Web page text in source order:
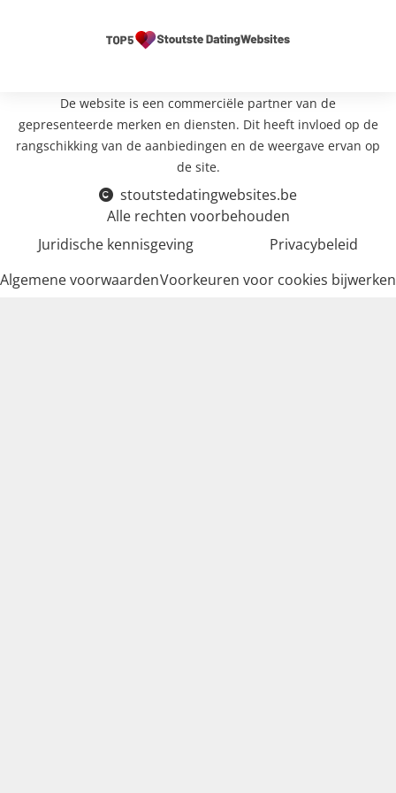
De website is een commerciële partner van de
gepresenteerde merken en diensten. Dit heeft invloed op de
rangschikking van de aanbiedingen en de weergave ervan op
de site.
stoutstedatingwebsites.be
Alle rechten voorbehouden
Juridische kennisgeving
Privacybeleid
Algemene voorwaardenVoorkeuren voor cookies bijwerken